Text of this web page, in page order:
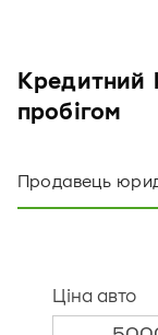
Кредитний
пробігом
Продавець